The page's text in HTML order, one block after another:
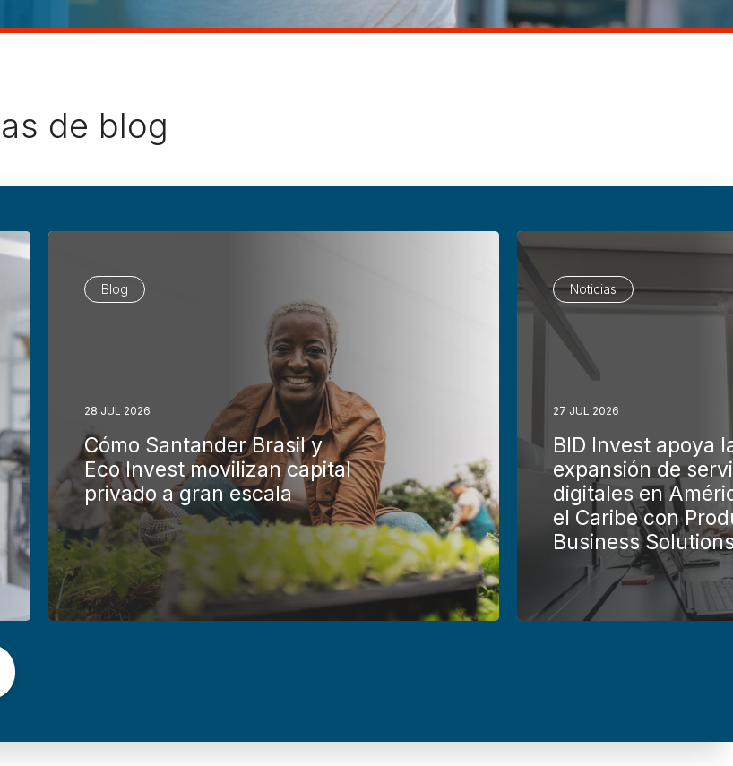
de blog
Blog
28 JUL 2026
Cómo Santander Brasil y
Eco Invest movilizan capital
privado a gran escala
Noticias
27 JUL 2026
BID Invest apoya
expansión de
digitales en
el Caribe con
Business